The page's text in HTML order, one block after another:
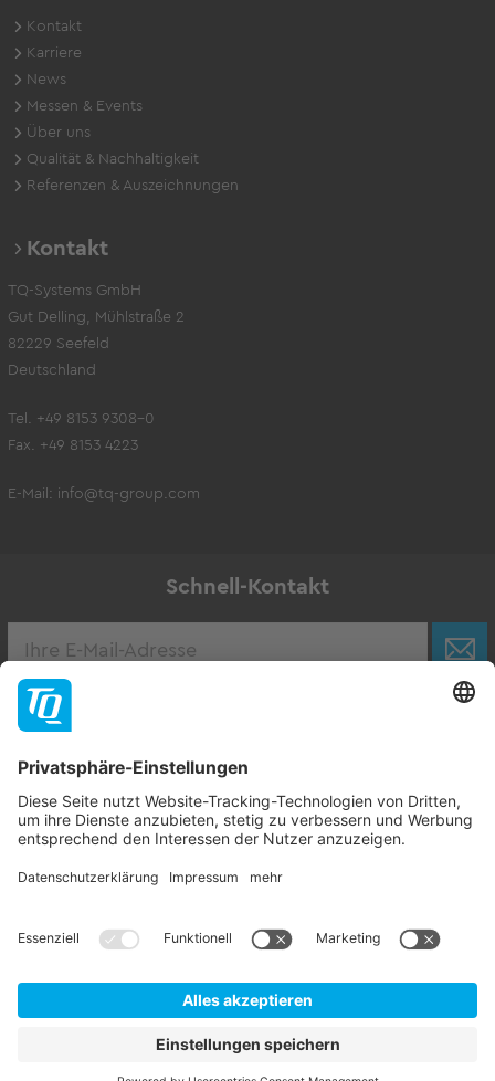
Kontakt
Karriere
News
Messen & Events
Über uns
Qualität & Nachhaltigkeit
Referenzen & Auszeichnungen
Kontakt
TQ-Systems GmbH
Gut Delling, Mühlstraße 2
82229 Seefeld
Deutschland
Tel. +49 8153 9308-0
Fax. +49 8153 4223
E-Mail: info@tq-group.com
Schnell-Kontakt
Zur Stellenbörse
Follow TQ-Group
Impressum AGB
Datenschutzhinweise